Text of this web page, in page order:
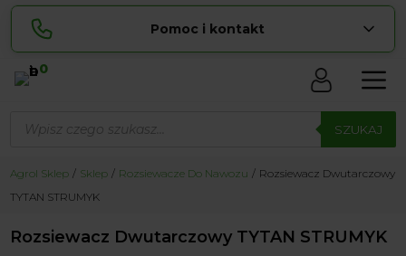
Pomoc i kontakt
Lucyna
pokaż numer
534 853 ... pokaż numer
0
produktów SZUKAJ
Agrol Sklep Sklep Rozsiewacze Do Nawozu
Rozsiewacz Dwutarczowy
TYTAN STRUMYK
Rozsiewacz Dwutarczowy TYTAN STRUMYK